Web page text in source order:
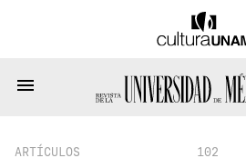
ARTÍCULOS 102